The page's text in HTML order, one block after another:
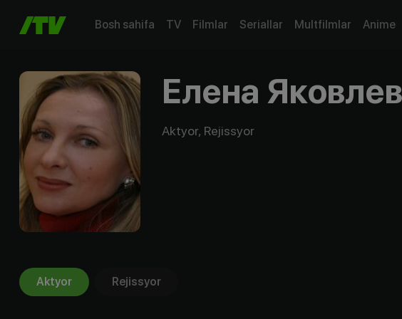
Bosh sahifa TV Filmlar Seriallar Multfilmlar Anime
Елена
Aktyor, Rejissyor
Aktyor Rejissyor